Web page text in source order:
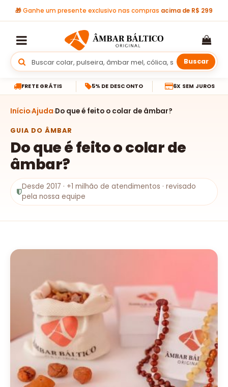
🎁Ganhe um presente exclusivo nas compras acima de R$ 299
Buscar
FRETE GRÁTIS 5% DE DESCONTO 6X SEM JUROS
InícioAjuda Do que é feito o colar de âmbar?
GUIA DO ÂMBAR
Do que é feito o colar de
âmbar?
Desde 2017 · +1 milhão de atendimentos · revisado
pela nossa equipe